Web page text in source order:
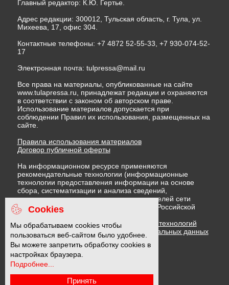
Главный редактор: К.Ю. Гертье.
Адрес редакции: 300012, Тульская область, г. Тула, ул.
Михеева, 17, офис 304.
Контактные телефоны: +7 4872 52-55-33, +7 930-074-52-
17
Электронная почта: tulpressa@mail.ru
Все права на материалы, опубликованные на сайте
www.tulapressa.ru, принадлежат редакции и охраняются
в соответствии с законом об авторском праве.
Использование материалов допускается при
соблюдении Правил их использования, размещенных на
сайте.
Правила использования материалов
Договор публичной оферты
На информационном ресурсе применяются
рекомендательные технологии (информационные
технологии предоставления информации на основе
сбора, систематизации и анализа сведений,
относящихся к предпочтениям пользователей сети
"Интернет", находящихся на территории Российской
Федерации)
Правила применения рекомендательных технологий
Политика в отношении обработки персональных данных
Политика обработки файлов cookie
16 +
Cookies
Мы обрабатываем cookies чтобы
пользоваться веб-сайтом было удобнее.
Вы можете запретить обработку cookies в
настройках браузера.
Подробнее...
Принять